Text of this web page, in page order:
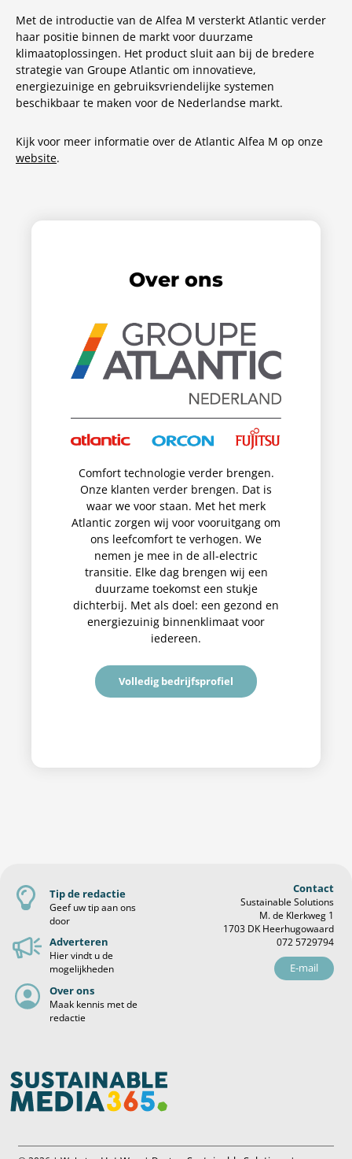
Met de introductie van de Alfea M versterkt Atlantic verder
haar positie binnen de markt voor duurzame
klimaatoplossingen. Het product sluit aan bij de bredere
strategie van Groupe Atlantic om innovatieve,
energiezuinige en gebruiksvriendelijke systemen
beschikbaar te maken voor de Nederlandse markt.
Kijk voor meer informatie over de Atlantic Alfea M op onze
website.
Over ons
Comfort technologie verder brengen.
Onze klanten verder brengen. Dat is
waar we voor staan. Met het merk
Atlantic zorgen wij voor vooruitgang om
ons leefcomfort te verhogen. We
nemen je mee in de all-electric
transitie. Elke dag brengen wij een
duurzame toekomst een stukje
dichterbij. Met als doel: een gezond en
energiezuinig binnenklimaat voor
iedereen.
Volledig bedrijfsprofiel
Tip de redactie
Geef uw tip aan ons
door
Adverteren
Hier vindt u de
mogelijkheden
Over ons
Maak kennis met de
redactie
Contact
Sustainable Solutions
M. de Klerkweg 1
1703 DK Heerhugowaard
072 5729794
E-mail